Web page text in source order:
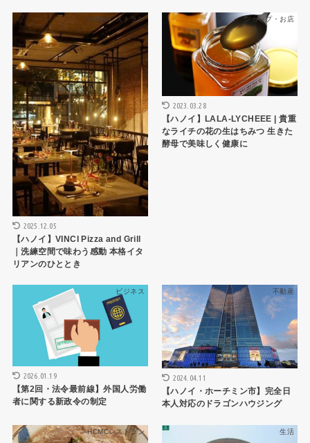
HCMCレストラン
2025.12.05
【ハノイ】VINCI Pizza and Grill
｜洗練空間で味わう感動 本格イタ
リアンのひととき
ショップ・お店
2023.03.28
【ハノイ】LALA-LYCHEEE | 貴重
なライチの花の生はちみつ 生きた
酵母で美味しく健康に
ビジネス
2026.01.19
【第2回・法令最前線】外国人労働
者に関する新政令の制定
不動産
2024.04.11
【ハノイ・ホーチミン市】完全日
本人対応のドラゴンハウジング
HCMCレストラン 生活